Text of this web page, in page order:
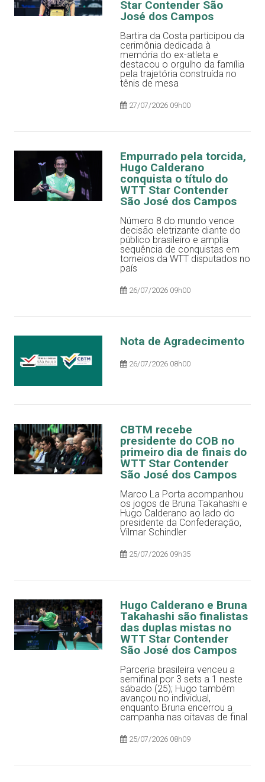
Star Contender São
José dos Campos
Bartira da Costa participou da
cerimônia dedicada à
memória do ex-atleta e
destacou o orgulho da família
pela trajetória construída no
tênis de mesa
27/07/2026 09h00
Empurrado pela torcida,
Hugo Calderano
conquista o título do
WTT Star Contender
São José dos Campos
Número 8 do mundo vence
decisão eletrizante diante do
público brasileiro e amplia
sequência de conquistas em
torneios da WTT disputados no
país
26/07/2026 09h00
Nota de Agradecimento
26/07/2026 08h00
CBTM recebe
presidente do COB no
primeiro dia de finais do
WTT Star Contender
São José dos Campos
Marco La Porta acompanhou
os jogos de Bruna Takahashi e
Hugo Calderano ao lado do
presidente da Confederação,
Vilmar Schindler
25/07/2026 09h35
Hugo Calderano e Bruna
Takahashi são finalistas
das duplas mistas no
WTT Star Contender
São José dos Campos
Parceria brasileira venceu a
semifinal por 3 sets a 1 neste
sábado (25); Hugo também
avançou no individual,
enquanto Bruna encerrou a
campanha nas oitavas de final
25/07/2026 08h09